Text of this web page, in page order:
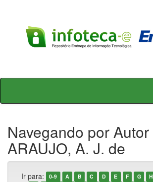
Skip
Navegando por Autor
ARAUJO, A. J. de
Ir para: 0-9 A B C D E F G H